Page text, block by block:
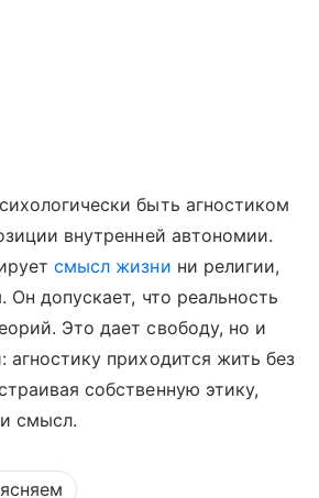
быть агностиком
внутренней автономии.
смысл жизни ни религии,
Он допускает, что реальность
Это дает свободу, но и
агностику приходится жить без
собственную этику,
смысл.